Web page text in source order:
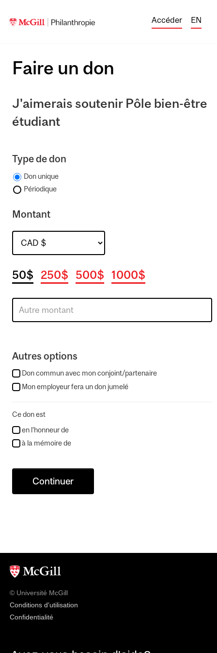
Accéder EN
Faire un don
J'aimerais soutenir Pôle bien-être
étudiant
Type de don
Don unique
Périodique
Montant
50$ 250$ 500$ 1000$
Autres options
Don commun avec mon conjoint/partenaire
Mon employeur fera un don jumelé
Ce don est
en l’honneur de
à la mémoire de
Continuer
© Université McGill
Conditions d'utilisation
Confidentialité